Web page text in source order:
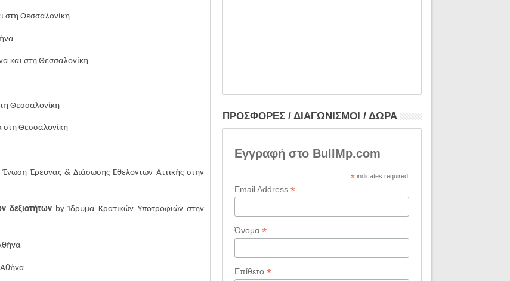
στη Θεσσαλονίκη
και στη Θεσσαλονίκη
Θεσσαλονίκη
στη Θεσσαλονίκη
Ένωση Έρευνας & Διάσωσης Εθελοντών Αττικής στην
δεξιοτήτωνby Ίδρυμα Κρατικών Υποτροφιών στην
ΠΡΟΣΦΟΡΕΣ / ΔΙΑΓΩΝΙΣΜΟΙ / ΔΩΡΑ
Εγγραφή στο BullMp.com
* indicates required
Email Address*
Όνομα*
Επίθετο*